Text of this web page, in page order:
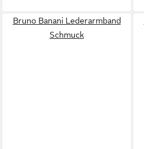
Bruno Banani Lederarmband
Schmuck